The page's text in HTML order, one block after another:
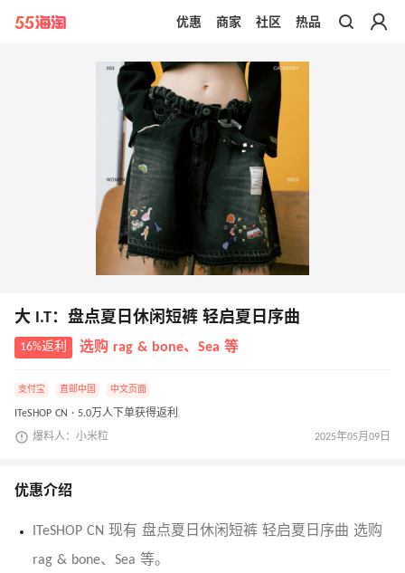
带你去官网买正品
优惠 商家 社区 热品
大 I.T：盘点夏日休闲短裤 轻启夏日序曲
16%返利 选购 rag & bone、Sea 等
支付宝 直邮中国 中文页面
ITeSHOP CN · 5.0万人下单获得返利
爆料人：小米粒 2025年05月09日
优惠介绍
ITeSHOP CN 现有 盘点夏日休闲短裤 轻启夏日序曲 选购
rag & bone、Sea 等。